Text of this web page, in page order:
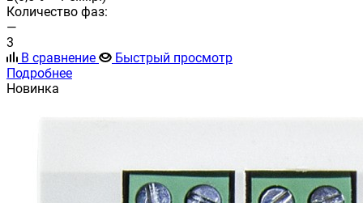
Количество фаз:
—
3
В сравнение
Быстрый просмотр
Подробнее
Новинка